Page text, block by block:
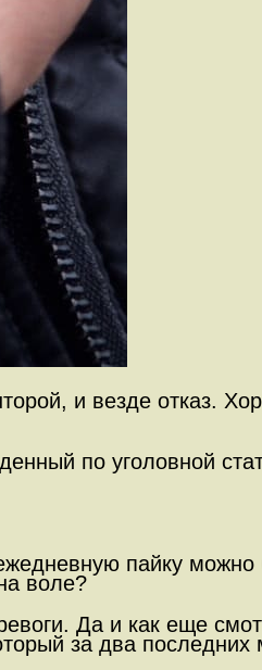
и везде отказ.
по уголовной
пайку
воле?
Да и как еще
за два